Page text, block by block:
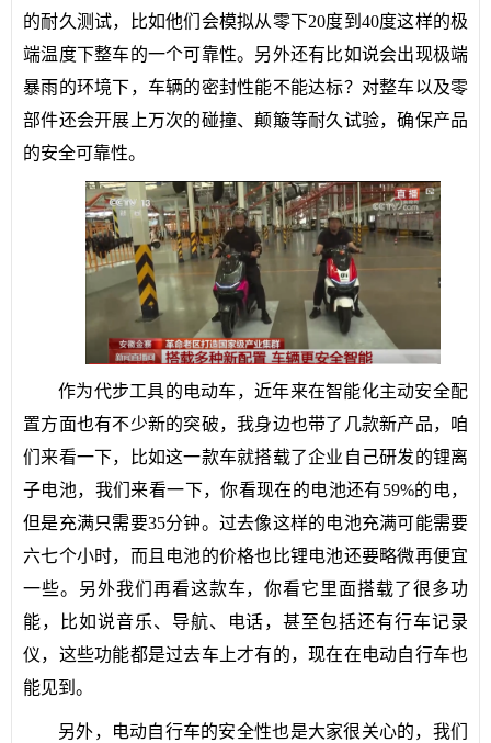
的耐久测试，比如他们会模拟从零下20度到40度这样的极
端温度下整车的一个可靠性。另外还有比如说会出现极端
暴雨的环境下，车辆的密封性能不能达标？对整车以及零
部件还会开展上万次的碰撞、颠簸等耐久试验，确保产品
的安全可靠性。
作为代步工具的电动车，近年来在智能化主动安全配
置方面也有不少新的突破，我身边也带了几款新产品，咱
们来看一下，比如这一款车就搭载了企业自己研发的锂离
子电池，我们来看一下，你看现在的电池还有59%的电，
但是充满只需要35分钟。过去像这样的电池充满可能需要
六七个小时，而且电池的价格也比锂电池还要略微再便宜
一些。另外我们再看这款车，你看它里面搭载了很多功
能，比如说音乐、导航、电话，甚至包括还有行车记录
仪，这些功能都是过去车上才有的，现在在电动自行车也
能见到。
另外，电动自行车的安全性也是大家很关心的，我们